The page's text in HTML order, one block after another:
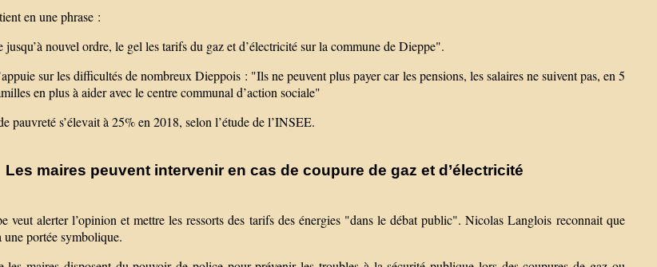
en une phrase :
jusqu’à nouvel ordre, le gel les tarifs du gaz et d’électricité sur la commune de Dieppe".
sur les difficultés de nombreux Dieppois : "Ils ne peuvent plus payer car les pensions, les salaires ne suivent pas, en 5
en plus à aider avec le centre communal d’action sociale"
pauvreté s’élevait à 25% en 2018, selon l’étude de l’INSEE.
Les maires peuvent intervenir en cas de coupure de gaz et d’électricité
veut alerter l’opinion et mettre les ressorts des tarifs des énergies "dans le débat public". Nicolas Langlois reconnait que
une portée symbolique.